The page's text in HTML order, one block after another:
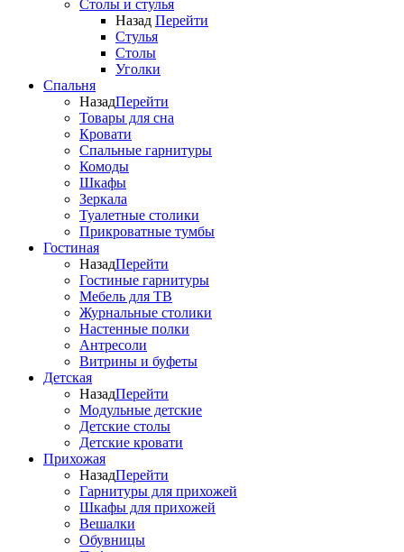
Столы и стулья
Назад Перейти
Стулья
Столы
Уголки
Спальня
НазадПерейти
Товары для сна
Кровати
Спальные гарнитуры
Комоды
Шкафы
Зеркала
Туалетные столики
Прикроватные тумбы
Гостиная
НазадПерейти
Гостиные гарнитуры
Мебель для ТВ
Журнальные столики
Настенные полки
Антресоли
Витрины и буфеты
Детская
НазадПерейти
Модульные детские
Детские столы
Детские кровати
Прихожая
НазадПерейти
Гарнитуры для прихожей
Шкафы для прихожей
Вешалки
Обувницы